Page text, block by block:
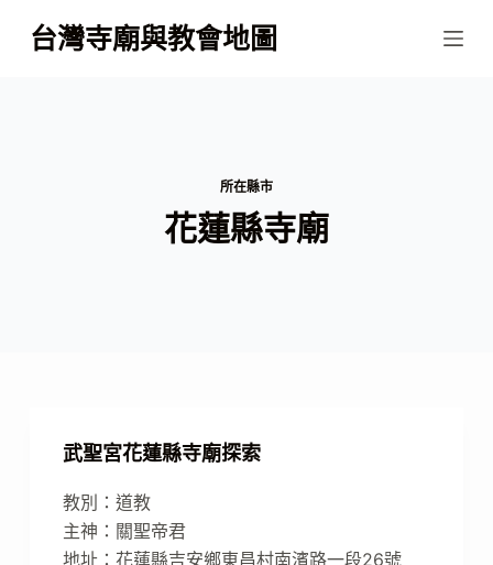
跳
至
台灣寺廟與教會地圖
所在縣市
花蓮縣寺廟
武聖宮花蓮縣寺廟探索
教別：道教
主神：關聖帝君
地址：花蓮縣吉安鄉東昌村南濱路一段26號